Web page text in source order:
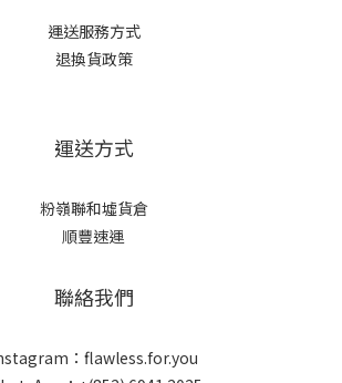
運送服務方式
退換貨政策
運送方式
粉嶺聯和墟貨倉
順豐速運
聯絡我們
：flawless.for.you